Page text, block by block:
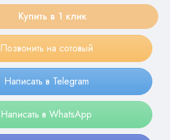
Купить в 1 клик
Позвонить на сотовый
Написать в Telegram
Написать в WhatsApp